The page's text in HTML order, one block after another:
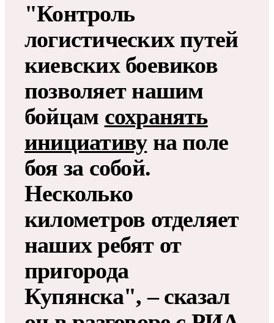
"Контроль
логистических путей
киевских боевиков
позволяет нашим
бойцам сохранять
инициативуна поле
боя за собой.
Несколько
километров отделяет
наших ребят от
пригорода
Купянска", – сказал